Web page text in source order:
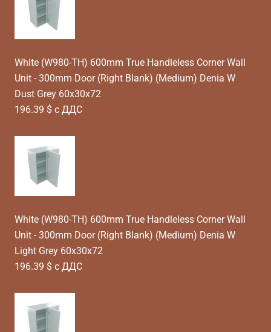
White (W980-TH) 600mm True Handleless Corner Wall
Unit - 300mm Door (Right Blank) (Medium) Denia W
Dust Grey 60x30x72
196.39 $ с ДДС
White (W980-TH) 600mm True Handleless Corner Wall
Unit - 300mm Door (Right Blank) (Medium) Denia W
Light Grey 60x30x72
196.39 $ с ДДС